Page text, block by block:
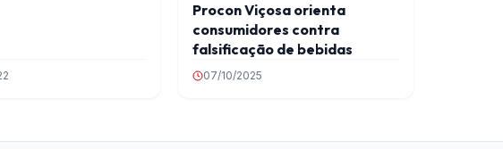
Procon Viçosa orienta
consumidores contra
falsificação de bebidas
07/10/2025